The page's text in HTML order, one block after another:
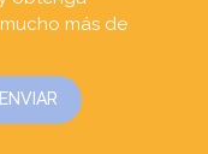
más de
ENVIAR